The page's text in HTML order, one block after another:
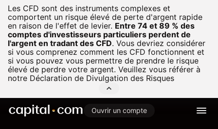
Les CFD sont des instruments complexes et
comportent un risque élevé de perte d'argent rapide
en raison de l'effet de levier. Entre 74 et 89 % des
comptes d'investisseurs particuliers perdent de
l'argent en tradant des CFD. Vous devriez considérer
si vous comprenez comment les CFD fonctionnent et
si vous pouvez vous permettre de prendre le risque
élevé de perdre votre argent. Veuillez vous référer à
notre Déclaration de Divulgation des Risques
Ouvrir un compte